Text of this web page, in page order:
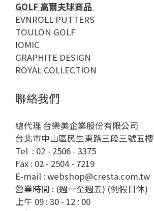
GOLF 高爾夫球商品
EVNROLL PUTTERS
TOULON GOLF
IOMIC
GRAPHITE DESIGN
ROYAL COLLECTION
聯絡我們
總代理 台樂美企業股份有限公司
台北市中山區民生東路三段三號五樓
Tel : 02 - 2506 - 3375
Fax : 02 - 2504 - 7219
E-mail : webshop@cresta.com.tw
營業時間 : (週一至週五) (例假日休)
上午 09 : 30 - 12 : 00